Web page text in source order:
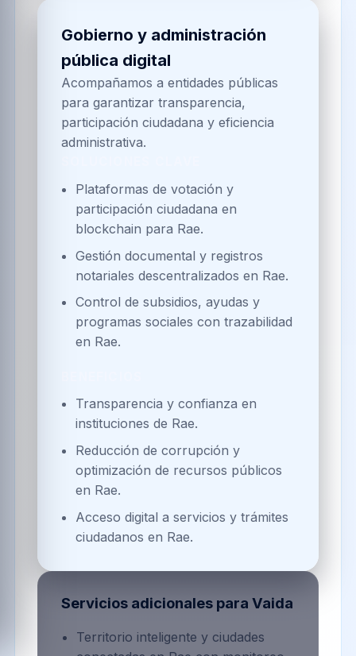
Gobierno y administración
pública digital
Acompañamos a entidades públicas
para garantizar transparencia,
participación ciudadana y eficiencia
administrativa.
Plataformas de votación y
participación ciudadana en
blockchain para Rae.
Gestión documental y registros
notariales descentralizados en Rae.
Control de subsidios, ayudas y
programas sociales con trazabilidad
en Rae.
Transparencia y confianza en
instituciones de Rae.
Reducción de corrupción y
optimización de recursos públicos
en Rae.
Acceso digital a servicios y trámites
ciudadanos en Rae.
Servicios adicionales paraVaida
Territorio inteligente y ciudades